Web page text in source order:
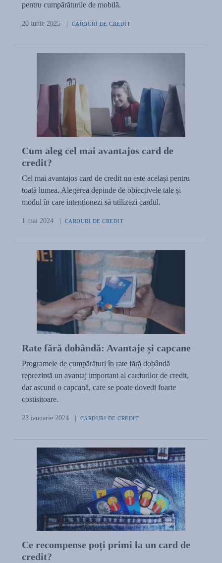
pentru cumpărăturile de mobilă.
20 iunie 2025 CARDURI DE CREDIT
Cum aleg cel mai avantajos card de
credit?
Cel mai avantajos card de credit nu este același pentru
toată lumea. Alegerea depinde de obiectivele tale și
modul în care intenționezi să utilizezi cardul.
1 mai 2024 CARDURI DE CREDIT
Rate fără dobândă: Avantaje și capcane
Programele de cumpărături în rate fără dobândă
reprezintă un avantaj important al cardurilor de credit,
dar ascund o capcană, care se poate dovedi foarte
costisitoare.
23 ianuarie 2024 | CARDURI DE CREDIT
Ce recompense poți primi la un card de
credit?